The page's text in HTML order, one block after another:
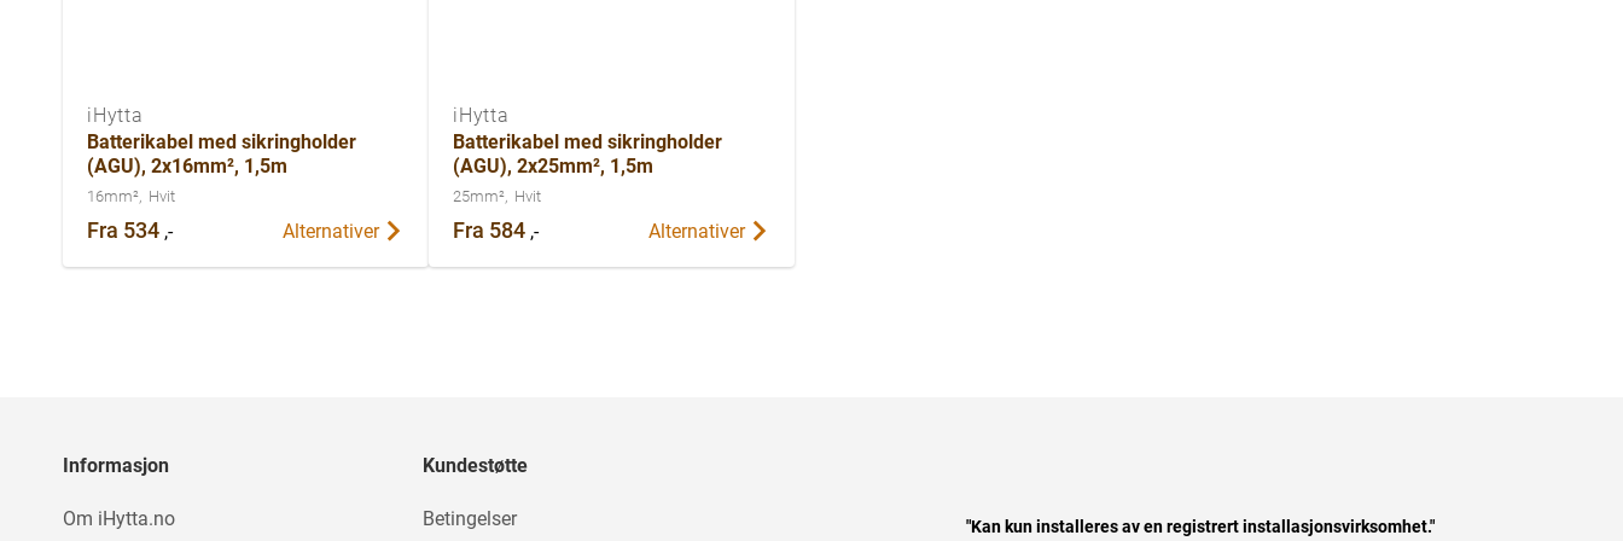
iHytta
Batterikabel med sikringholder
(AGU), 2x16mm², 1,5m
16mm² Hvit
Fra 534 ,- Alternativer
iHytta
Batterikabel med sikringholder
(AGU), 2x25mm², 1,5m
25mm² Hvit
Fra 584 ,- Alternativer
Informasjon
Om iHytta.no
Kundestøtte
Betingelser "Kan kun installeres av en registrert installasjonsvirksomhet."